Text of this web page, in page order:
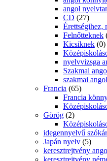
angol
CD (27)
Érettségihez,
Felnőtteknek
Kicsiknek (0)
nyelvvizsga
Szakmai
szakmai
Francia (65)
Francia
Görög (2)
idegennyelvű
Japán nyelv (5)
keresztrejtvény